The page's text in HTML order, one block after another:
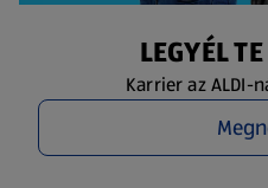
LEGYÉL
Karrier az ALDI-